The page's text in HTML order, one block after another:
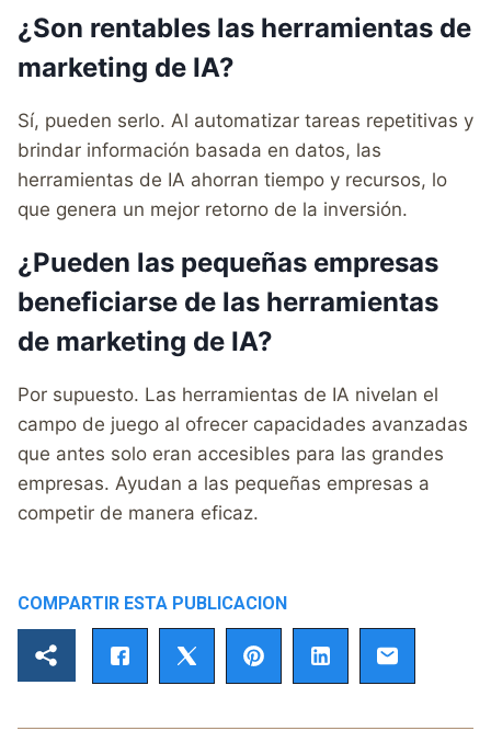
¿Son rentables las herramientas de
marketing de IA?
Sí, pueden serlo. Al automatizar tareas repetitivas y
brindar información basada en datos, las
herramientas de IA ahorran tiempo y recursos, lo
que genera un mejor retorno de la inversión.
¿Pueden las pequeñas empresas
beneficiarse de las herramientas
de marketing de IA?
Por supuesto. Las herramientas de IA nivelan el
campo de juego al ofrecer capacidades avanzadas
que antes solo eran accesibles para las grandes
empresas. Ayudan a las pequeñas empresas a
competir de manera eficaz.
COMPARTIR ESTA PUBLICACION